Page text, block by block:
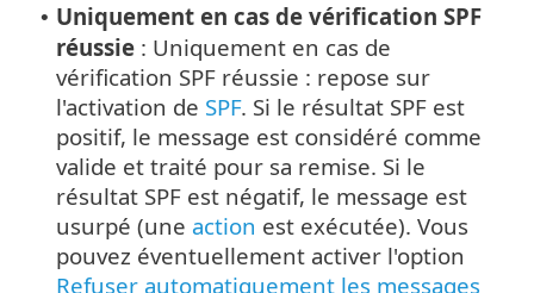
• Uniquement en cas de vérification SPF
réussie : Uniquement en cas de
vérification SPF réussie : repose sur
l'activation de SPF. Si le résultat SPF est
positif, le message est considéré comme
valide et traité pour sa remise. Si le
résultat SPF est négatif, le message est
usurpé (une action est exécutée). Vous
pouvez éventuellement activer l'option
Refuser automatiquement les messages